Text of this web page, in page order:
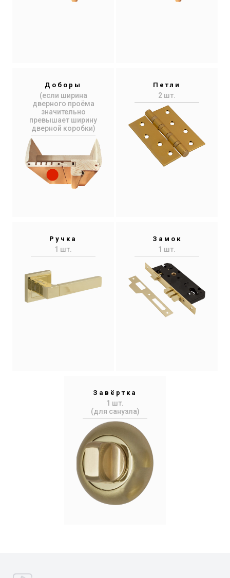
Доборы
(если ширина
дверного проёма
значительно
превышает ширину
дверной коробки)
Петли
2 шт.
Ручка
1 шт.
Замок
1 шт.
Завёртка
1 шт.
(для санузла)